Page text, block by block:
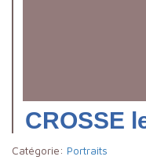
CROSSE
Catégorie: Portraits